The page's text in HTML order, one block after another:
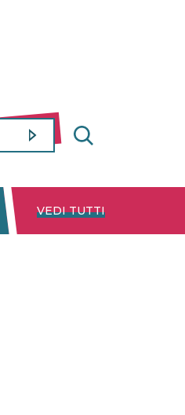
DISNEY+ NETFLIX
VEDI TUTTI